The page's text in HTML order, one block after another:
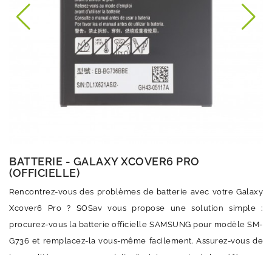
BATTERIE - GALAXY XCOVER6 PRO
(OFFICIELLE)
Rencontrez-vous des problèmes de batterie avec votre Galaxy
Xcover6 Pro ? SOSav vous propose une solution simple :
procurez-vous la batterie officielle SAMSUNG pour modèle SM-
G736 et remplacez-la vous-même facilement. Assurez-vous de